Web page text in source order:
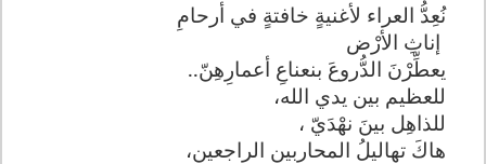
نُعِدُّ العراء لأغنيةٍ خافتةٍ في أرحامِ
إناثِ الأرْض
يعطِّرْنَ الدُّروعَ بنعناعِ أعمارِهِنّ..
للعظيم بين يدي الله،
للذاهِل بينَ نهْدَيّ ،
هاكَ تهاليلُ المحاربين الراجعين،